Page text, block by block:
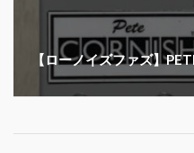
【ローノイズファズ】